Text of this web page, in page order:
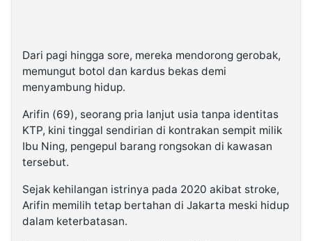
Dari pagi hingga sore, mereka mendorong gerobak,
memungut botol dan kardus bekas demi
menyambung hidup.
Arifin (69), seorang pria lanjut usia tanpa identitas
KTP, kini tinggal sendirian di kontrakan sempit milik
Ibu Ning, pengepul barang rongsokan di kawasan
tersebut.
Sejak kehilangan istrinya pada 2020 akibat stroke,
Arifin memilih tetap bertahan di Jakarta meski hidup
dalam keterbatasan.